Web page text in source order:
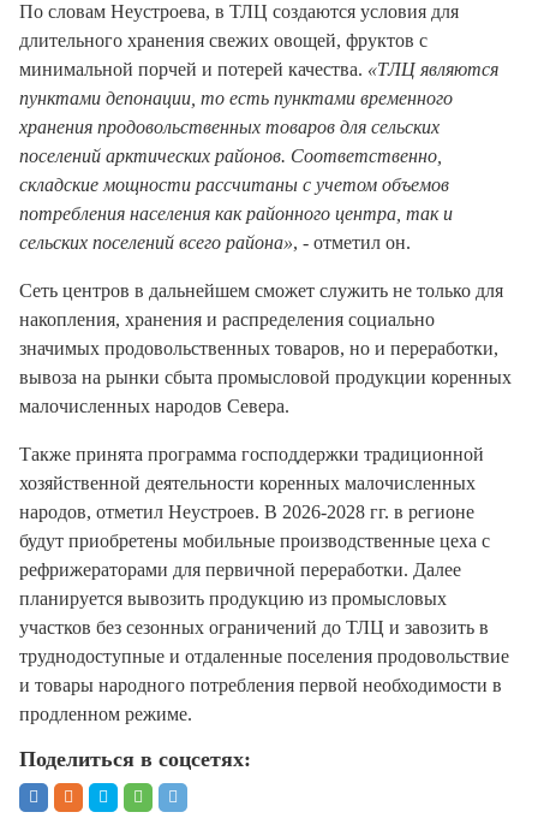
По словам Неустроева, в ТЛЦ создаются условия для
длительного хранения свежих овощей, фруктов с
минимальной порчей и потерей качества. «ТЛЦ являются
пунктами депонации, то есть пунктами временного
хранения продовольственных товаров для сельских
поселений арктических районов. Соответственно,
складские мощности рассчитаны с учетом объемов
потребления населения как районного центра, так и
сельских поселений всего района», - отметил он.
Сеть центров в дальнейшем сможет служить не только для
накопления, хранения и распределения социально
значимых продовольственных товаров, но и переработки,
вывоза на рынки сбыта промысловой продукции коренных
малочисленных народов Севера.
Также принята программа господдержки традиционной
хозяйственной деятельности коренных малочисленных
народов, отметил Неустроев. В 2026-2028 гг. в регионе
будут приобретены мобильные производственные цеха с
рефрижераторами для первичной переработки. Далее
планируется вывозить продукцию из промысловых
участков без сезонных ограничений до ТЛЦ и завозить в
труднодоступные и отдаленные поселения продовольствие
и товары народного потребления первой необходимости в
продленном режиме.
Поделиться в соцсетях: